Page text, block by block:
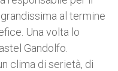
al termine
Una volta lo
Gandolfo.
clima di serietà, di